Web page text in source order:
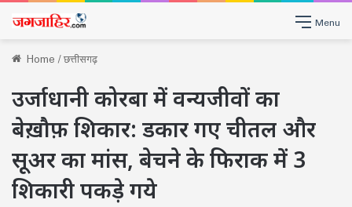
Menu
Home/छत्तीसगढ़
उर्जाधानी कोरबा में वन्यजीवों का
बेख़ौफ़ शिकार: डकार गए चीतल और
सूअर का मांस, बेचने के फिराक में 3
शिकारी पकड़े गये